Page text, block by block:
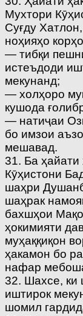
Мухтори
Суғду
ноҳияҳо
— тибқи
истеъдоди
мекунанд;
— холҳоро
кушода
— натиҷаи
бо имзои
мешавад.
31. Ба
Кӯҳистони
шаҳри
шаҳрак
бахшҳои
ҳокимияти
муҳаққиқон
ҳакамон бо
нафар
32. Шахсе, ки
иштирок
шомил